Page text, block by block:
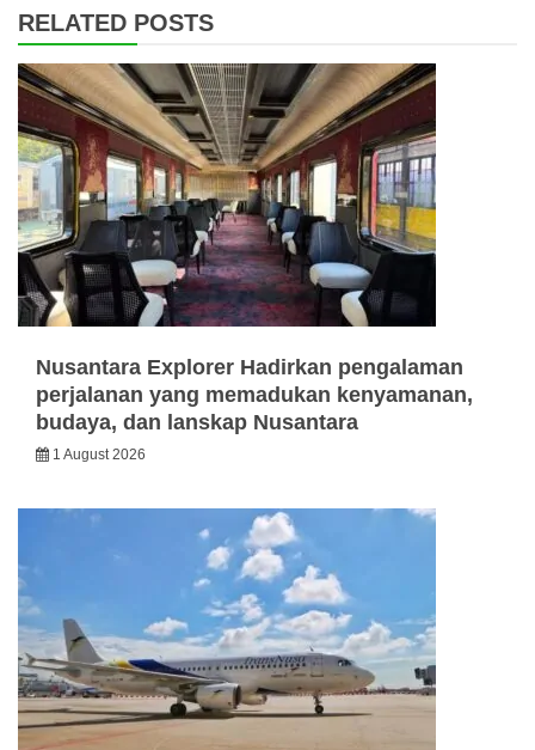
RELATED POSTS
Nusantara Explorer Hadirkan pengalaman
perjalanan yang memadukan kenyamanan,
budaya, dan lanskap Nusantara
1 August 2026